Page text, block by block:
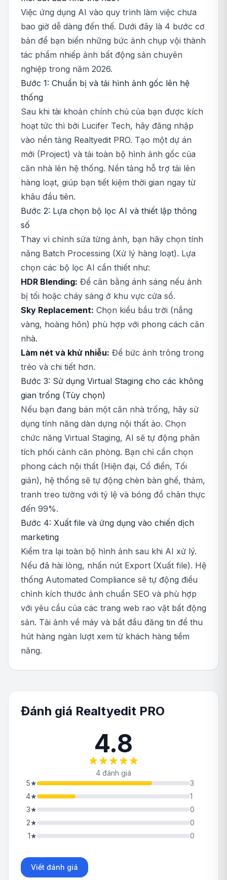
Việc ứng dụng AI vào quy trình làm việc chưa
bao giờ dễ dàng đến thế. Dưới đây là 4 bước cơ
bản để bạn biến những bức ảnh chụp vội thành
tác phẩm nhiếp ảnh bất động sản chuyên
nghiệp trong năm 2026.
Bước 1: Chuẩn bị và tải hình ảnh gốc lên hệ
thống
Sau khi tài khoản chính chủ của bạn được kích
hoạt tức thì bởi Lucifer Tech, hãy đăng nhập
vào nền tảng Realtyedit PRO. Tạo một dự án
mới (Project) và tải toàn bộ hình ảnh gốc của
căn nhà lên hệ thống. Nền tảng hỗ trợ tải lên
hàng loạt, giúp bạn tiết kiệm thời gian ngay từ
khâu đầu tiên.
Bước 2: Lựa chọn bộ lọc AI và thiết lập thông
số
Thay vì chỉnh sửa từng ảnh, bạn hãy chọn tính
năng Batch Processing (Xử lý hàng loạt). Lựa
chọn các bộ lọc AI cần thiết như:
HDR Blending: Để cân bằng ánh sáng nếu ảnh
bị tối hoặc cháy sáng ở khu vực cửa sổ.
Sky Replacement: Chọn kiểu bầu trời (nắng
vàng, hoàng hôn) phù hợp với phong cách căn
nhà.
Làm nét và khử nhiễu: Để bức ảnh trông trong
trẻo và chi tiết hơn.
Bước 3: Sử dụng Virtual Staging cho các không
gian trống (Tùy chọn)
Nếu bạn đang bán một căn nhà trống, hãy sử
dụng tính năng dàn dựng nội thất ảo. Chọn
chức năng Virtual Staging, AI sẽ tự động phân
tích phối cảnh căn phòng. Bạn chỉ cần chọn
phong cách nội thất (Hiện đại, Cổ điển, Tối
giản), hệ thống sẽ tự động chèn bàn ghế, thảm,
tranh treo tường với tỷ lệ và bóng đổ chân thực
đến 99%.
Bước 4: Xuất file và ứng dụng vào chiến dịch
marketing
Kiểm tra lại toàn bộ hình ảnh sau khi AI xử lý.
Nếu đã hài lòng, nhấn nút Export (Xuất file). Hệ
thống Automated Compliance sẽ tự động điều
chỉnh kích thước ảnh chuẩn SEO và phù hợp
với yêu cầu của các trang web rao vặt bất động
sản. Tải ảnh về máy và bắt đầu đăng tin để thu
hút hàng ngàn lượt xem từ khách hàng tiềm
năng.
Đánh giá Realtyedit PRO
4.8
4 đánh giá
5★
3
4★
1
3★
0
2★
0
1★ 0
Viết đánh giá